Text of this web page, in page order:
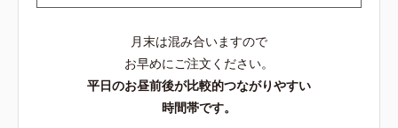
月末は混み合いますので
お早めにご注文ください。
平日のお昼前後が比較的つながりやすい
時間帯です。